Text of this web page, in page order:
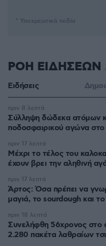
* Υποχρεωτικά πεδία
ΡΟΗ ΕΙΔΗΣΕΩΝ
Ειδήσεις
Σύλληψη δώδεκα ατόμων
ποδοσφαιρικού αγώνα
πριν 8 λεπτά
Μέχρι το τέλος του
έχουν βρει την αληθινή
πριν 17 λεπτά
Άρτος: Όσα πρέπει να
μαγιά, το sourdough και
πριν 17 λεπτά
Συνελήφθη 56χρονος στο
2.280 πακέτα λαθραίων
πριν 18 λεπτά